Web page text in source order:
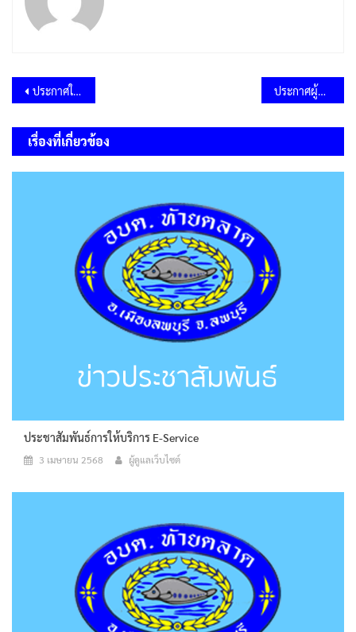
แนะแนว
เรื่อง
ประกาศใช้แผนพัฒนาท้องถิ่น (พ.ศ.2566-2570) เพิ่มเติม (ครั้งที่ 3/2568) ประกาศผู้ชนะการเสนอราคา ประกวดราคาจ้างก่อสร้างโครงการปรับปรุงถนนคอนกรีตเสริมเหล็ก เป็นถนนลาดยางแอสฟัลติกคอนกรีต (ลบ.ถ.64-020) สายคันคลอง 2 ซ้าย 8 ซ้าย หมู่ที่ 7 บ้านคลองกุ่ม ต.ท้ายตลาด ด้วยวิธีประกวดราคาอิเล็กทรอนิกส์ (e-bidding)
เรื่องที่เกี่ยวข้อง
ประชาสัมพันธ์การให้บริการ E-Service
3 เมษายน 2568 ผู้ดูแลเว็บไซต์